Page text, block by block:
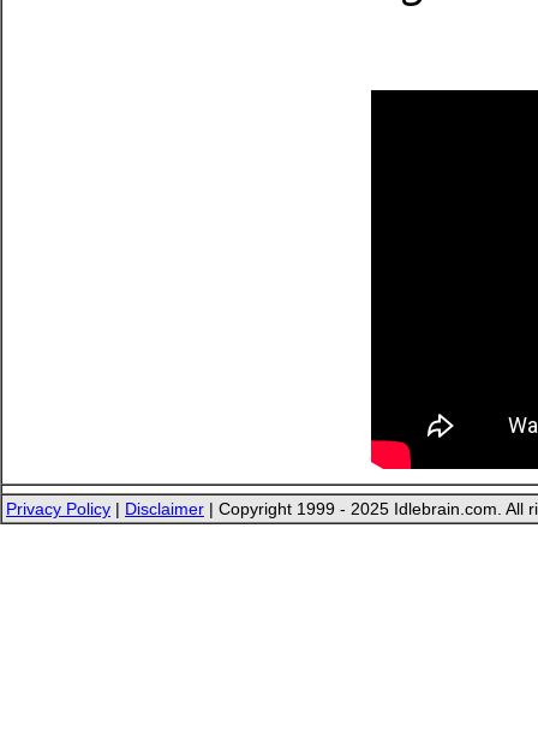
Privacy Policy | Disclaimer | Copyright 1999 - 2025 Idlebrain.com. All